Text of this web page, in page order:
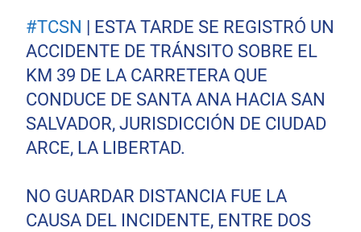
#TCSN | ESTA TARDE SE REGISTRÓ UN
ACCIDENTE DE TRÁNSITO SOBRE EL
KM 39 DE LA CARRETERA QUE
CONDUCE DE SANTA ANA HACIA SAN
SALVADOR, JURISDICCIÓN DE CIUDAD
ARCE, LA LIBERTAD.
NO GUARDAR DISTANCIA FUE LA
CAUSA DEL INCIDENTE, ENTRE DOS